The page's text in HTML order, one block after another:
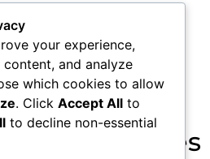
et préserver
plateforme de
en 30 jours
vos Publicités
your experience,
and analyze
which cookies to allow
. Click Accept All to
to decline non-essential